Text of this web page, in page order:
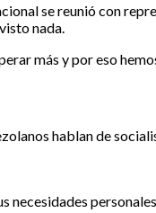
se reunió con
nada.
más y por eso
hablan de